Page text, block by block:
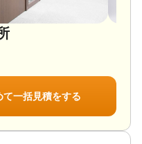
て一括見積をする